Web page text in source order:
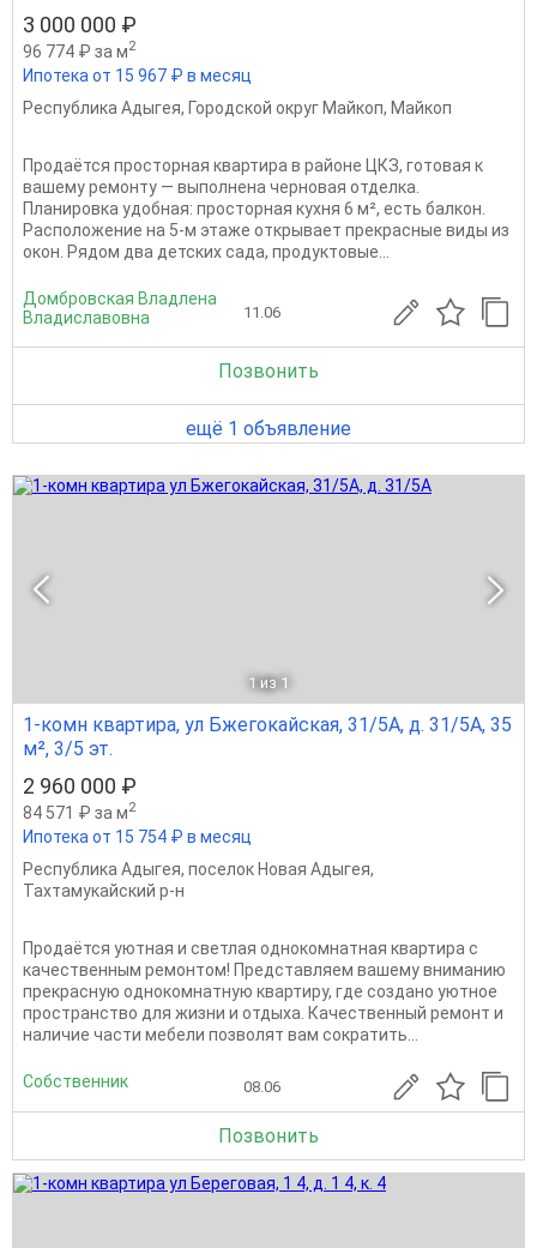
3 000 000 ₽
96 774 ₽ за м2
Ипотека от 15 967 ₽ в месяц
Республика Адыгея, Городской округ Майкоп, Майкоп
Продаётся просторная квартира в районе ЦКЗ, готовая к
вашему ремонту — выполнена черновая отделка.
Планировка удобная: просторная кухня 6 м², есть балкон.
Расположение на 5-м этаже открывает прекрасные виды из
окон. Рядом два детских сада, продуктовые...
Домбровская Владлена
Владиславовна
11.06
Позвонить
ещё 1 объявление
1 из 1
1-комн квартира, ул Бжегокайская, 31/5А, д. 31/5А, 35
м², 3/5 эт.
2 960 000 ₽
84 571 ₽ за м2
Ипотека от 15 754 ₽ в месяц
Республика Адыгея, поселок Новая Адыгея,
Тахтамукайский р-н
Продаётся уютная и светлая однокомнатная квартира с
качественным ремонтом! Представляем вашему вниманию
прекрасную однокомнатную квартиру, где создано уютное
пространство для жизни и отдыха. Качественный ремонт и
наличие части мебели позволят вам сократить...
Собственник 08.06
Позвонить